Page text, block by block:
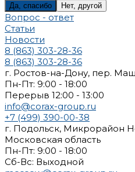
Да, спасибо Нет, другой
Вопрос - ответ
Статьи
Новости
8 (863) 303-28-36
8 (863) 303-28-36
г. Ростов-на-Дону, пер.
Пн-Пт: 9:00 - 18:00
Перерыв 12:00 - 13:00
info@corax-group.ru
+7 (499) 390-00-38
г. Подольск, Микрорайон
Московская область
Пн-Пт: 9:00 - 18:00
Cб-Вс: Выходной